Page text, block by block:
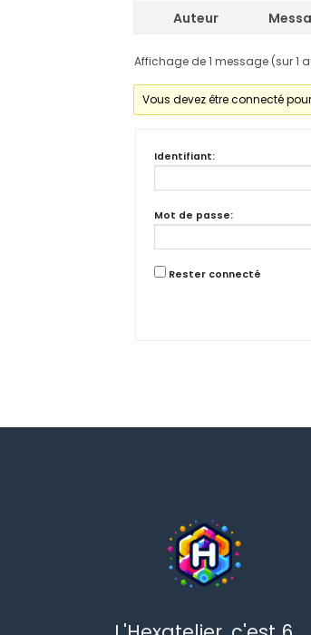
Auteur
Affichage de 1 message (sur 1
Vous devez être connecté
Identifiant:
Mot de passe:
Rester connecté